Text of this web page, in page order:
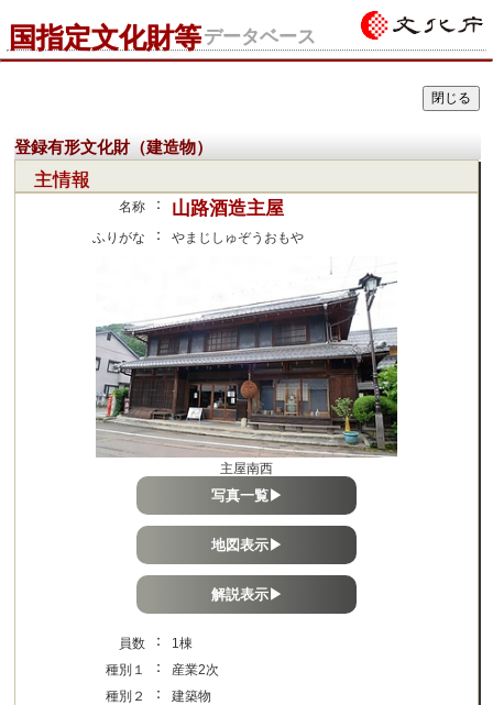
国指定文化財等データベース
登録有形文化財（建造物）
主情報
名称 ： 山路酒造主屋
ふりがな ： やまじしゅぞうおもや
主屋南西
写真一覧▶
地図表示▶
解説表示▶
員数 ：
1棟
種別１
：
産業2次
種別２
：
建築物